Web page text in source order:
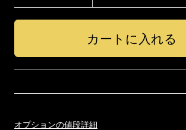
オプションの値段詳細